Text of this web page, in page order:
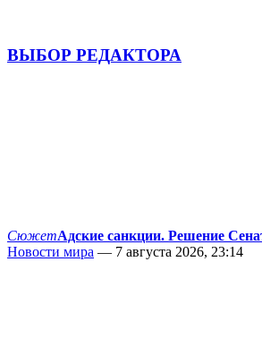
ВЫБОР РЕДАКТОРА
СюжетАдские санкции. Решение
Новости мира — 7 августа 2026, 23:14